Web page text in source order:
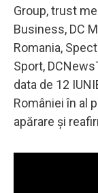
Group, trust
Business, DC
Romania,
Sport,
data de 12
României în al
apărare și